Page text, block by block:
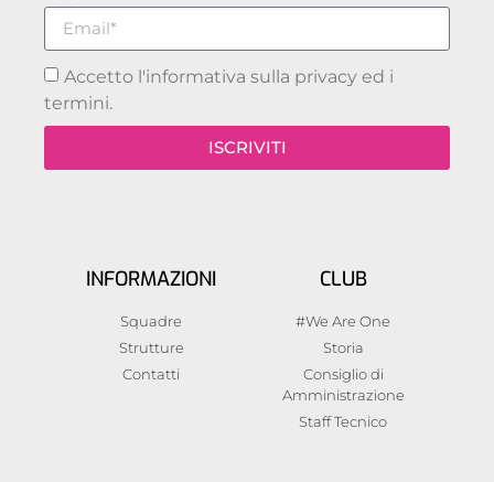
Accetto l'informativa sulla privacy ed i
termini.
ISCRIVITI
INFORMAZIONI
Squadre
Strutture
Contatti
CLUB
#We Are One
Storia
Consiglio di
Amministrazione
Staff Tecnico